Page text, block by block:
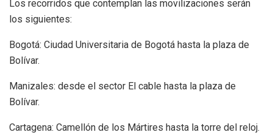
Los recorridos que contemplan las movilizaciones serán
los siguientes:
Bogotá: Ciudad Universitaria de Bogotá hasta la plaza de
Bolívar.
Manizales: desde el sector El cable hasta la plaza de
Bolívar.
Cartagena: Camellón de los Mártires hasta la torre del reloj.